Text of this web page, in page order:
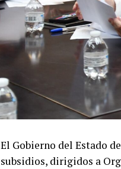
El Gobierno del Estado
subsidios, dirigidos a